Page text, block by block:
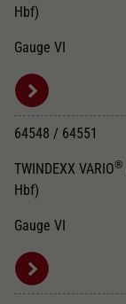
Hbf)
Gauge VI
64548 / 64551
TWINDEXX VARIO®
Hbf)
Gauge VI